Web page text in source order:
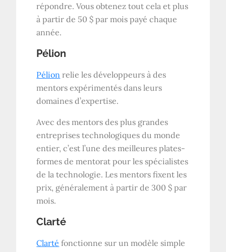
répondre. Vous obtenez tout cela et plus
à partir de 50 $ par mois payé chaque
année.
Pélion
Pélion relie les développeurs à des
mentors expérimentés dans leurs
domaines d’expertise.
Avec des mentors des plus grandes
entreprises technologiques du monde
entier, c’est l’une des meilleures plates-
formes de mentorat pour les spécialistes
de la technologie. Les mentors fixent les
prix, généralement à partir de 300 $ par
mois.
Clarté
Clarté fonctionne sur un modèle simple